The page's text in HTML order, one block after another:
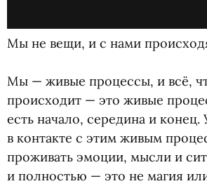
Мы не вещи, и с нами
Мы — живые процессы, и всё,
происходит — это живые
есть начало, середина и конец.
в контакте с этим живым
проживать эмоции, мысли и
и полностью — это не магия